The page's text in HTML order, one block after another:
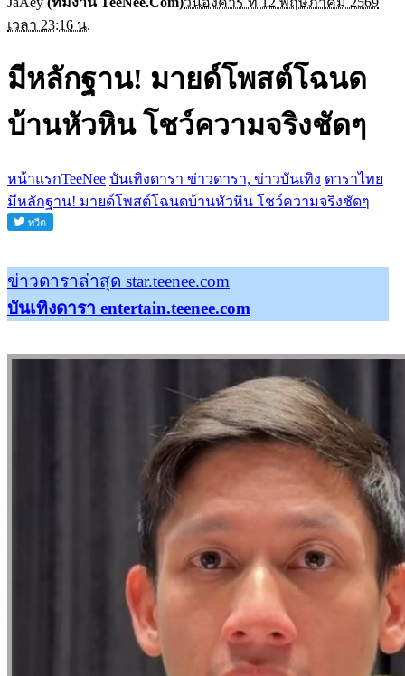
เวลา 23:16 น.
มีหลักฐาน! มายด์โพสต์โฉนด
บ้านหัวหิน โชว์ความจริงชัดๆ
หน้าแรกTeeNee บันเทิงดารา ข่าวดารา, ข่าวบันเทิง ดาราไทย
มีหลักฐาน! มายด์โพสต์โฉนดบ้านหัวหิน โชว์ความจริงชัดๆ
ข่าวดาราล่าสุด star.teenee.com
บันเทิงดารา entertain.teenee.com